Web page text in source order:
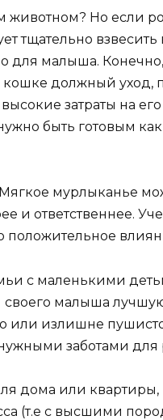
животном? Но если
тщательно взвесить
для малыша.
должный уход,
высокие затраты на
быть готовым как
мурлыканье
и ответственнее.
положительное
с маленькими
своего малыша
или излишне
заботами для
дома или
(т.е с высшими